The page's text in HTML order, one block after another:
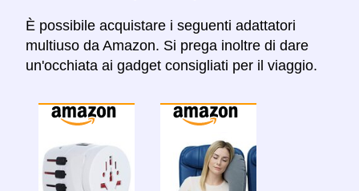
È possibile acquistare i seguenti adattatori
multiuso da Amazon. Si prega inoltre di dare
un'occhiata ai gadget consigliati per il viaggio.